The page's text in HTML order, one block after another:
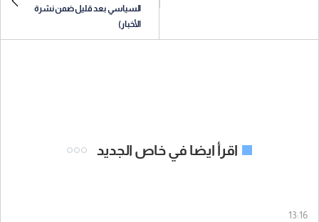
السياسي بعد قليل ضمن نشرة
الأخبار)
اقرأ ايضا في خاص الجديد
13:16